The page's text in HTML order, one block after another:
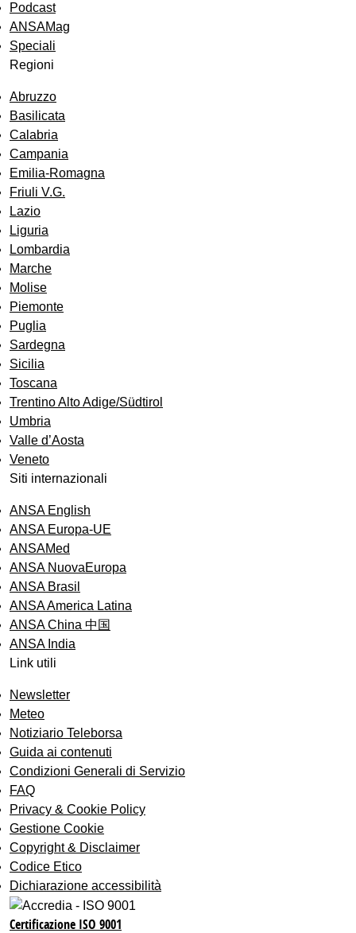
Podcast
ANSAMag
Speciali
Regioni
Abruzzo
Basilicata
Calabria
Campania
Emilia-Romagna
Friuli V.G.
Lazio
Liguria
Lombardia
Marche
Molise
Piemonte
Puglia
Sardegna
Sicilia
Toscana
Trentino Alto Adige/Südtirol
Umbria
Valle d’Aosta
Veneto
Siti internazionali
ANSA English
ANSA Europa-UE
ANSAMed
ANSA NuovaEuropa
ANSA Brasil
ANSA America Latina
ANSA China 中国
ANSA India
Link utili
Newsletter
Meteo
Notiziario Teleborsa
Guida ai contenuti
Condizioni Generali di Servizio
FAQ
Privacy & Cookie Policy
Gestione Cookie
Copyright & Disclaimer
Codice Etico
Dichiarazione accessibilità
Certificazione ISO 9001